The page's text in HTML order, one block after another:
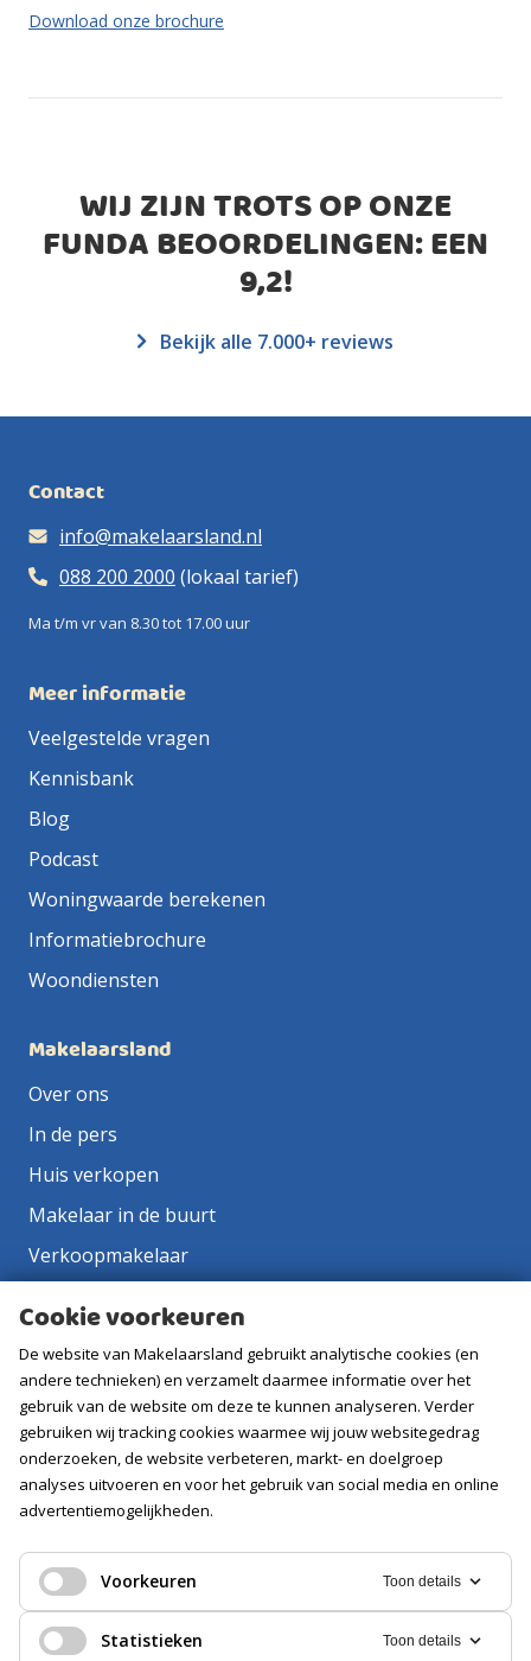
Download onze brochure
WIJ ZIJN TROTS OP ONZE
FUNDA BEOORDELINGEN: EEN
9,2!
Bekijk alle 7.000+ reviews
Contact
info@makelaarsland.nl
088 200 2000 (lokaal tarief)
Ma t/m vr van 8.30 tot 17.00 uur
Meer informatie
Veelgestelde vragen
Kennisbank
Blog
Podcast
Woningwaarde berekenen
Informatiebrochure
Woondiensten
Makelaarsland
Over ons
In de pers
Huis verkopen
Makelaar in de buurt
Verkoopmakelaar
Vacatures
Volg ons
Cookie voorkeuren
De website van Makelaarsland gebruikt analytische cookies (en
andere technieken) en verzamelt daarmee informatie over het
gebruik van de website om deze te kunnen analyseren. Verder
gebruiken wij tracking cookies waarmee wij jouw websitegedrag
onderzoeken, de website verbeteren, markt- en doelgroep
analyses uitvoeren en voor het gebruik van social media en online
advertentiemogelijkheden.
Voorkeuren Toon details
Statistieken Toon details